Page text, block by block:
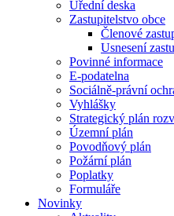
Úřední deska
Zastupitelstvo obce
Členové
Usnesení
Povinné informace
E-podatelna
Sociálně-právní
Vyhlášky
Strategický plán
Územní plán
Povodňový plán
Požární plán
Poplatky
Formuláře
Novinky